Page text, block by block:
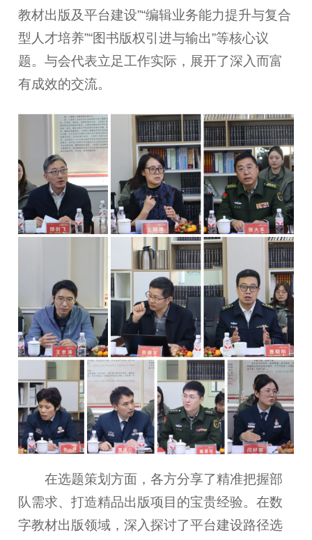
教材出版及平台建设”“编辑业务能力提升与复合
型人才培养”“图书版权引进与输出”等核心议
题。与会代表立足工作实际，展开了深入而富
有成效的交流。
在选题策划方面，各方分享了精准把握部
队需求、打造精品出版项目的宝贵经验。在数
字教材出版领域，深入探讨了平台建设路径选